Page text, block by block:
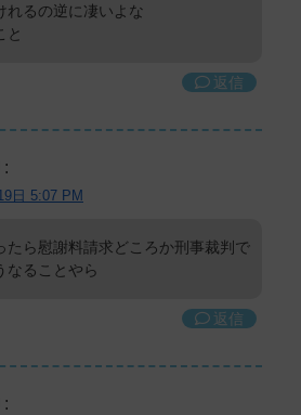
れるの逆に凄いよな
と
返信
:
日 5:07 PM
たら慰謝料請求どころか刑事裁判で
なることやら
返信
: